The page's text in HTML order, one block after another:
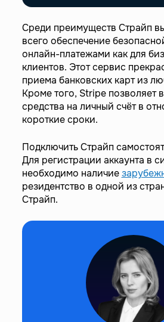
Среди преимуществ Страйп
всего обеспечение
онлайн-платежами как для
клиентов. Этот сервис
приема банковских карт из
Кроме того, Stripe позволяет
средства на личный счёт в
короткие сроки.
Подключить Страйп
Для регистрации аккаунта в
необходимо наличие
резидентство в одной из
Страйп.